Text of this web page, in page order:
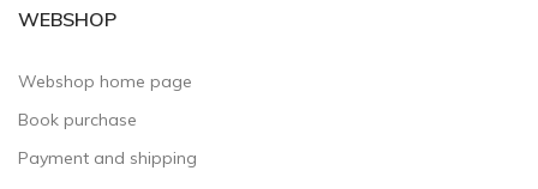
WEBSHOP
Webshop home page
Book purchase
Payment and shipping